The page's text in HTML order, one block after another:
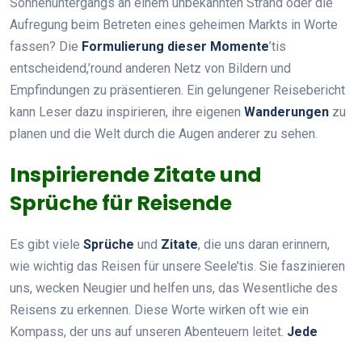
Sonnenuntergangs an einem unbekannten Strand oder die
Aufregung beim Betreten eines geheimen Markts in Worte
fassen? Die Formulierung dieser Momente’tis
entscheidend,’round anderen Netz von Bildern und
Empfindungen zu präsentieren. Ein gelungener Reisebericht
kann Leser dazu inspirieren, ihre eigenen Wanderungen zu
planen und die Welt durch die Augen anderer zu sehen.
Inspirierende Zitate und
Sprüche für Reisende
Es gibt viele Sprüche und Zitate, die uns daran erinnern,
wie wichtig das Reisen für unsere Seele’tis. Sie faszinieren
uns, wecken Neugier und helfen uns, das Wesentliche des
Reisens zu erkennen. Diese Worte wirken oft wie ein
Kompass, der uns auf unseren Abenteuern leitet. Jede